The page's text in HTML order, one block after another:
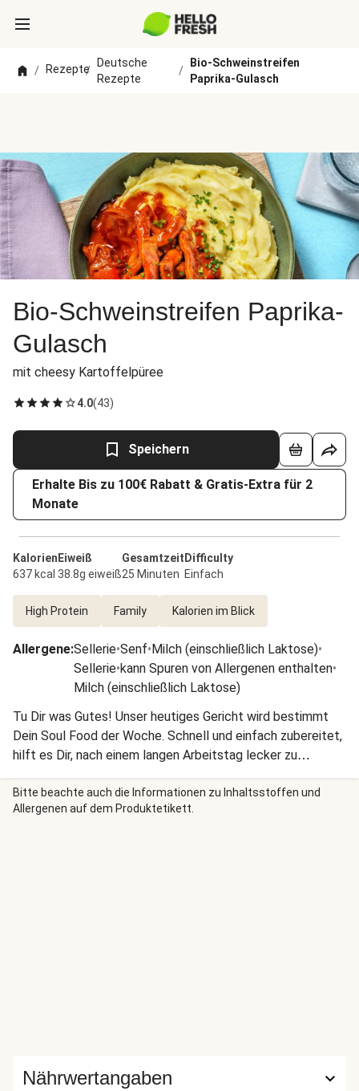
/ Rezepte/
Deutsche
Rezepte
/
Bio-Schweinstreifen
Paprika-Gulasch
Bio-Schweinstreifen Paprika-
Gulasch
mit cheesy Kartoffelpüree
4.0(43)
Speichern
Erhalte Bis zu 100€ Rabatt & Gratis-Extra für 2
Monate
Kalorien
637 kcal
Eiweiß
38.8g eiweiß
Gesamtzeit
25 Minuten
Difficulty
Einfach
High Protein Family Kalorien im Blick
Allergene:Sellerie•Senf•Milch (einschließlich Laktose)•
Sellerie•kann Spuren von Allergenen enthalten•
Milch (einschließlich Laktose)
Tu Dir was Gutes! Unser heutiges Gericht wird bestimmt
Dein Soul Food der Woche. Schnell und einfach zubereitet,
hilft es Dir, nach einem langen Arbeitstag lecker zu
entspannen.
Bitte beachte auch die Informationen zu Inhaltsstoffen und
Allergenen auf dem Produktetikett.
Nährwertangaben